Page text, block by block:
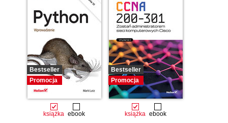
Bestseller
Promocja
książka ebook
Bestseller
Promocja
książka ebook